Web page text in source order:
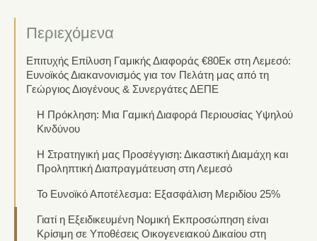
Περιεχόμενα
Επιτυχής Επίλυση Γαμικής Διαφοράς €80Εκ στη Λεμεσό:
Ευνοϊκός Διακανονισμός για τον Πελάτη μας από τη
Γεώργιος Διογένους & Συνεργάτες ΔΕΠΕ
Η Πρόκληση: Μια Γαμική Διαφορά Περιουσίας Υψηλού
Κινδύνου
Η Στρατηγική μας Προσέγγιση: Δικαστική Διαμάχη και
Προληπτική Διαπραγμάτευση στη Λεμεσό
Το Ευνοϊκό Αποτέλεσμα: Εξασφάλιση Μεριδίου 25%
Γιατί η Εξειδικευμένη Νομική Εκπροσώπηση είναι
Κρίσιμη σε Υποθέσεις Οικογενειακού Δικαίου στη